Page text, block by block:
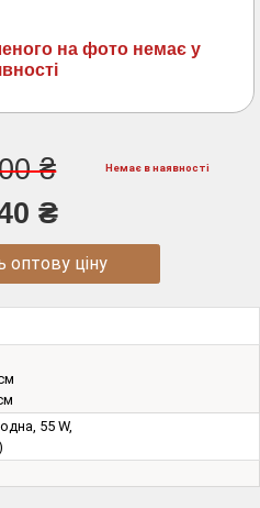
на фото немає у
₴
₴
Немає в наявності
оптову ціну
55 W,